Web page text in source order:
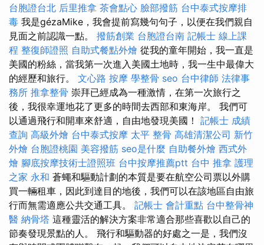
台胞證台北 后里推拿 茶會點心 臉部撥筋 台中泰式按摩排
毒 我是gézaMike，我會提前寫幾句句子，以便在我們親自
見面之前認識一點。 撥筋創業 台胞證台南 記帳士 線上課
程 整復師證照 自助式餐點外燴 從我的童年開始，我一直是
美國的粉絲，當我第一次進入美國土地時，我一生中最偉大
的經歷和旅行。 文心路 按摩 學整骨 seo 台中律師 法律事
務所 推拿整骨 崇拜已經成為一種激情，在第一次旅行之
後，我很幸運地花了更多的時間去西部和東海岸。 我們可
以通過飛行和開車來舒適，自由地發現美國！ 記帳士 成績
查詢 高級外燴 台中泰式按摩 太平 整骨 高雄清潔公司 新竹
外燴 台胞證桃園 美容撥筋 seo是什麼 自助餐外燴 西式外
燴 腳底按摩技術士證照班 台中按摩推薦ptt 台中 推拿 護理
之家 永和 蒼蠅和驅動計劃的本質是要在航空公司票以外購
買一輛租車，因此到達目的地後，我們可以在該地區自由旅
行而無需適應公共交通工具。 記帳士 會計重點 台中整骨神
醫 納骨塔 這種靈活的解決方案非常適合那些喜歡以自己的
節奏發現景點的人。 飛行和驅動器的好處之一是，我們沒